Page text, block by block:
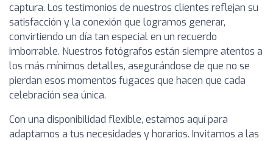
captura. Los testimonios de nuestros clientes reflejan su
satisfacción y la conexión que logramos generar,
convirtiendo un día tan especial en un recuerdo
imborrable. Nuestros fotógrafos están siempre atentos a
los más mínimos detalles, asegurándose de que no se
pierdan esos momentos fugaces que hacen que cada
celebración sea única.
Con una disponibilidad flexible, estamos aquí para
adaptarnos a tus necesidades y horarios. Invitamos a las